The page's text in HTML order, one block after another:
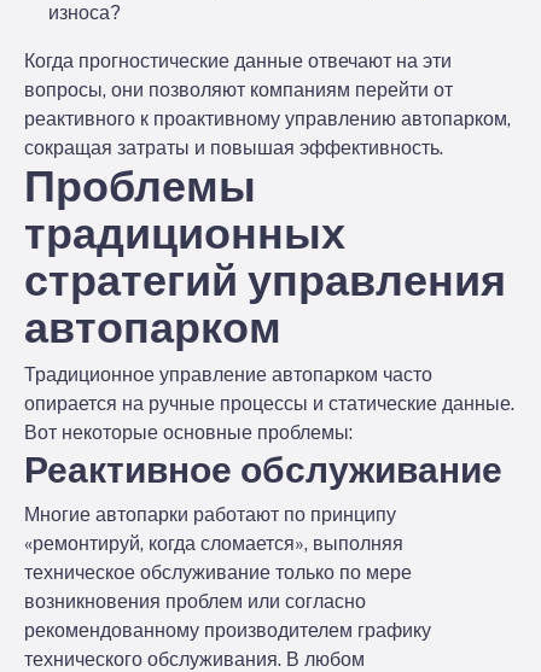
износа?
Когда прогностические данные отвечают на эти
вопросы, они позволяют компаниям перейти от
реактивного к проактивному управлению автопарком,
сокращая затраты и повышая эффективность.
Проблемы
традиционных
стратегий управления
автопарком
Традиционное управление автопарком часто
опирается на ручные процессы и статические данные.
Вот некоторые основные проблемы:
Реактивное обслуживание
Многие автопарки работают по принципу
«ремонтируй, когда сломается», выполняя
техническое обслуживание только по мере
возникновения проблем или согласно
рекомендованному производителем графику
технического обслуживания. В любом